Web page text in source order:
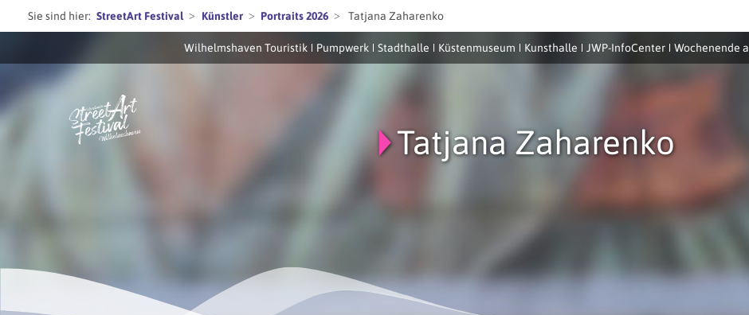
Sie sind hier: StreetArt Festival Künstler Portraits 2026 Tatjana Zaharenko
Wilhelmshaven Touristik Pumpwerk Stadthalle Küstenmuseum Kunsthalle JWP-InfoCenter Wochenende
Tatjana Zaharenko